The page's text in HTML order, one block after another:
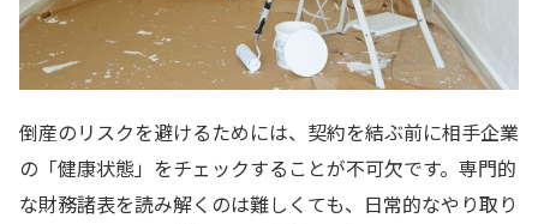
倒産のリスクを避けるためには、契約を結ぶ前に相手企業
の「健康状態」をチェックすることが不可欠です。専門的
な財務諸表を読み解くのは難しくても、日常的なやり取り